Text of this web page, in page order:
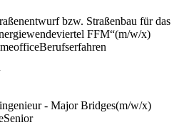
bzw. Straßenbau für das
FFM“(m/w/x)
Berufserfahren
- Major Bridges(m/w/x)
Senior